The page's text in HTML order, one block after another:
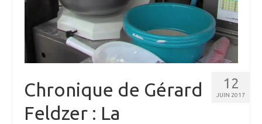
12
JUIN 2017
Chronique de Gérard
Feldzer : La